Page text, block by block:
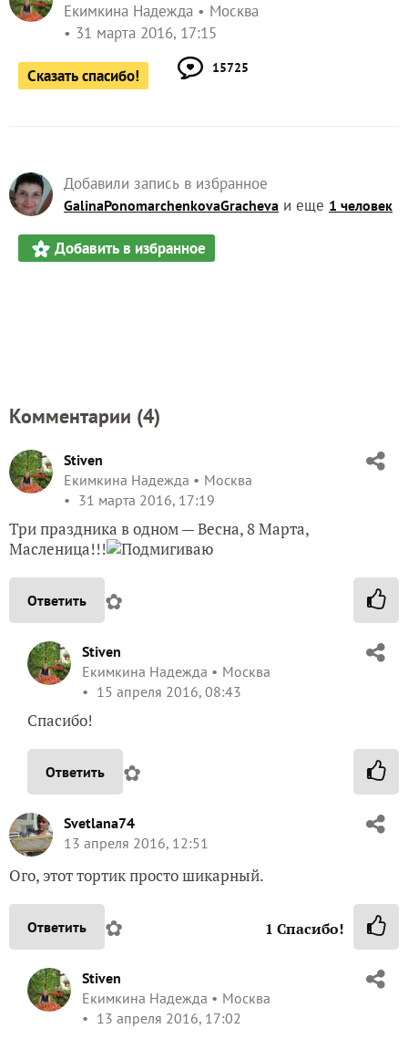
Екимкина Надежда
Москва
31 марта 2016, 17:15
Сказать спасибо! 15725
Добавили запись в избранное
GalinaPonomarchenkovaGracheva и еще 1 человек
Добавить в избранное
Комментарии (4)
Stiven
Екимкина Надежда
Москва
31 марта 2016, 17:19
Три праздника в одном — Весна, 8 Марта,
Масленица!!!
Ответить ✿
Stiven
Екимкина Надежда
Москва
15 апреля 2016, 08:43
Спасибо!
Ответить ✿
Svetlana74
13 апреля 2016, 12:51
Ого, этот тортик просто шикарный.
Ответить ✿ 1 Спасибо!
Stiven
Екимкина Надежда
Москва
13 апреля 2016, 17:02